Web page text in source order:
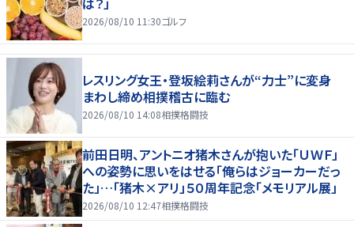
2026/08/10 11:30ゴルフ
レスリング女王・登坂絵莉さんが“力士”に変身
まわし締め相撲稽古に臨む
2026/08/10 14:08相撲格闘技
前田日明、アントニオ猪木さんが抱いた「ＵＷＦ」
への姿勢に思いをはせる「俺らはジョーカーだっ
た」…「猪木×アリ」５０周年記念「メモリアル展」
2026/08/10 12:47相撲格闘技